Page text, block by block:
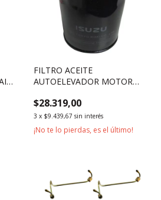
FILTRO ACEITE
AUTOELEVADOR MOTOR
$28.319,00
3 x $9.439,67 sin interés
¡No te lo pierdas, es el último!